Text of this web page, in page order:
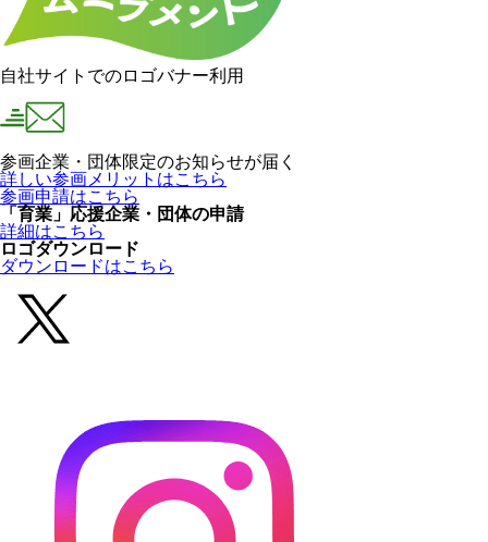
自社サイトでのロゴバナー利用
参画企業・団体限定のお知らせが届く
詳しい参画メリットはこちら
参画申請はこちら
「育業」応援企業・団体の申請
詳細はこちら
ロゴダウンロード
ダウンロードはこちら